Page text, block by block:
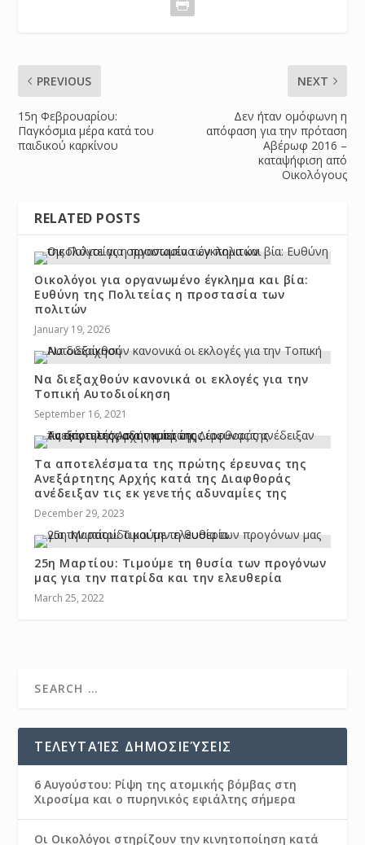
PREVIOUS
15η Φεβρουαρίου:
Παγκόσμια μέρα κατά του
παιδικού καρκίνου
NEXT
Δεν ήταν ομόφωνη η
απόφαση για την πρόταση
Αβέρωφ 2016 –
καταψήφιση από
Οικολόγους
RELATED POSTS
Οικολόγοι για οργανωμένο έγκλημα και βία:
Ευθύνη της Πολιτείας η προστασία των
πολιτών
January 19, 2026
Να διεξαχθούν κανονικά οι εκλογές για την
Τοπική Αυτοδιοίκηση
September 16, 2021
Τα αποτελέσματα της πρώτης έρευνας της
Ανεξάρτητης Αρχής κατά της Διαφθοράς
ανέδειξαν τις εκ γενετής αδυναμίες της
December 29, 2023
25η Μαρτίου: Τιμούμε τη θυσία των προγόνων
μας για την πατρίδα και την ελευθερία
March 25, 2022
ΤΕΛΕΥΤΑΊΕΣ ΔΗΜΟΣΙΕΎΣΕΙΣ
6 Αυγούστου: Ρίψη της ατομικής βόμβας στη
Χιροσίμα και ο πυρηνικός εφιάλτης σήμερα
Οι Οικολόγοι στηρίζουν την κινητοποίηση κατά